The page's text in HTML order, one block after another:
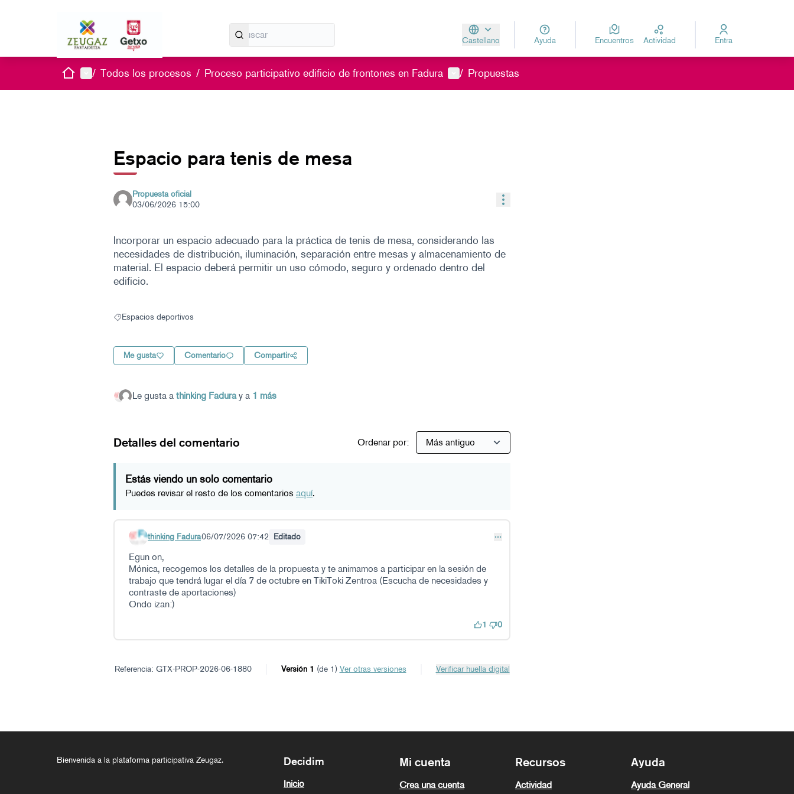
Castellano
Aukeratu hizkuntzaElegir el idioma
Ayuda Encuentros Actividad Entra
InicioMenú principal
/ Todos los procesos / Proceso participativo edificio de frontones en Fadura Menú de usuario
/ Propuestas
Espacio para tenis de mesa
Propuesta oficial
03/06/2026 15:00
Controles de recursos
Incorporar un espacio adecuado para la práctica de tenis de mesa, considerando las
necesidades de distribución, iluminación, separación entre mesas y almacenamiento de
material. El espacio deberá permitir un uso cómodo, seguro y ordenado dentro del
edificio.
Resultados al filtrar por: Espacios deportivos
Espacios deportivos
Me gusta Comentario Compartir
Le gusta a thinking Faduray a 1 más
Detalles del comentario Ordenar por:
Estás viendo un solo comentario
Puedes revisar el resto de los comentarios aquí.
Comentario 85
thinking Fadura06/07/2026 07:42 Editado
Egun on,
Mónica, recogemos los detalles de la propuesta y te animamos a participar en la sesión de
trabajo que tendrá lugar el día 7 de octubre en TikiToki Zentroa (Escucha de necesidades y
contraste de aportaciones)
Ondo izan:)
1 0
Referencia: GTX-PROP-2026-06-1880 Versión 1 (de 1) ver otras versiones Verificar huella digital
Bienvenida a la plataforma participativa Zeugaz. Decidim
Inicio
Mi cuenta
Crea una cuenta
Recursos
Actividad
Ayuda
Ayuda General